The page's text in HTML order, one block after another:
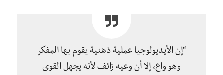
“إن الأيديولوجيا عملية ذهنية يقوم بها المفكر
وهو واع، إلا أن وعيه زائف لأنه يجهل القوى